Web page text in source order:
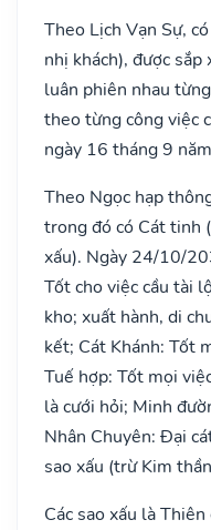
Theo Lịch Vạn Sự,
nhị khách), được
luân phiên nhau
theo từng công việc
ngày 16 tháng 9
Theo Ngọc hạp
trong đó có Cát tinh
xấu). Ngày 24/10/
Tốt cho việc cầu tài
kho; xuất hành, di
kết; Cát Khánh: Tốt
Tuế hợp: Tốt mọi
là cưới hỏi; Minh
Nhân Chuyên: Đại
sao xấu (trừ Kim
Các sao xấu là